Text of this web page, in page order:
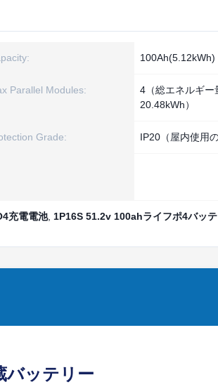
100Ah(5.12kWh)
Parallel Modules:
4（総エネルギー
20.48kWh）
Grade: IP20（屋内使用の
充電電池, 1P16S 51.2v 100ahライフポ4バッ
バッテリー